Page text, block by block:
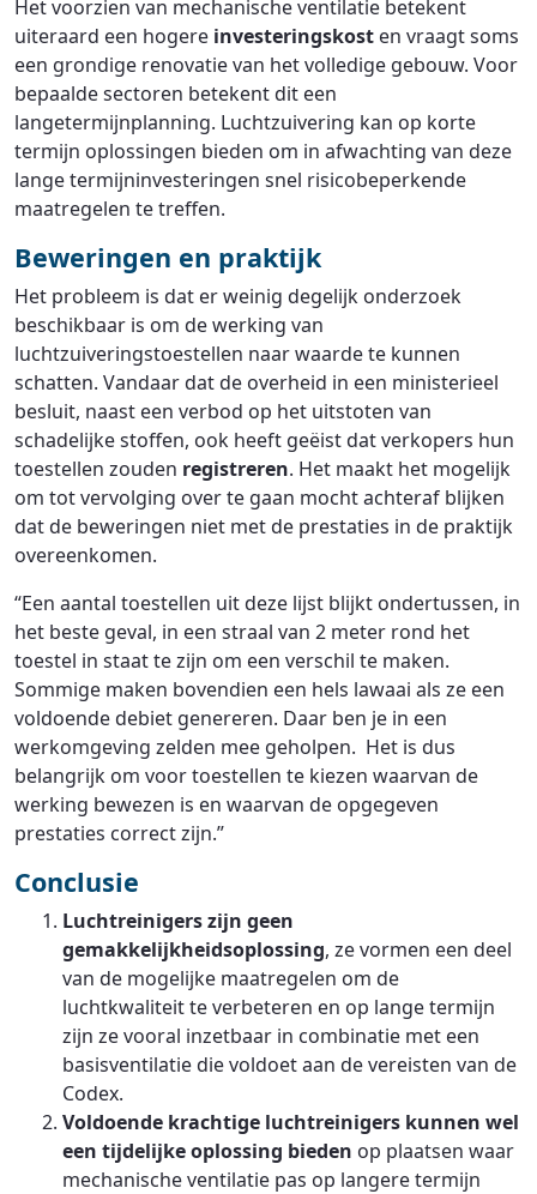
Het voorzien van mechanische ventilatie betekent
uiteraard een hogere investeringskost en vraagt soms
een grondige renovatie van het volledige gebouw. Voor
bepaalde sectoren betekent dit een
langetermijnplanning. Luchtzuivering kan op korte
termijn oplossingen bieden om in afwachting van deze
lange termijninvesteringen snel risicobeperkende
maatregelen te treffen.
Beweringen en praktijk
Het probleem is dat er weinig degelijk onderzoek
beschikbaar is om de werking van
luchtzuiveringstoestellen naar waarde te kunnen
schatten. Vandaar dat de overheid in een ministerieel
besluit, naast een verbod op het uitstoten van
schadelijke stoffen, ook heeft geëist dat verkopers hun
toestellen zouden registreren. Het maakt het mogelijk
om tot vervolging over te gaan mocht achteraf blijken
dat de beweringen niet met de prestaties in de praktijk
overeenkomen.
“Een aantal toestellen uit deze lijst blijkt ondertussen, in
het beste geval, in een straal van 2 meter rond het
toestel in staat te zijn om een verschil te maken.
Sommige maken bovendien een hels lawaai als ze een
voldoende debiet genereren. Daar ben je in een
werkomgeving zelden mee geholpen. Het is dus
belangrijk om voor toestellen te kiezen waarvan de
werking bewezen is en waarvan de opgegeven
prestaties correct zijn.”
Conclusie
Luchtreinigers zijn geen
gemakkelijkheidsoplossing, ze vormen een deel
van de mogelijke maatregelen om de
luchtkwaliteit te verbeteren en op lange termijn
zijn ze vooral inzetbaar in combinatie met een
basisventilatie die voldoet aan de vereisten van de
Codex.
Voldoende krachtige luchtreinigers kunnen wel
een tijdelijke oplossing bieden op plaatsen waar
mechanische ventilatie pas op langere termijn